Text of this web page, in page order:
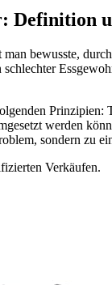
Definition
man bewusste,
werden
sondern zu
Verkäufen.